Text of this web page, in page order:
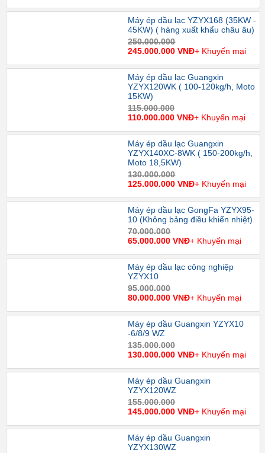
Máy ép dầu lạc YZYX168 (35KW -
45KW) ( hàng xuất khẩu châu âu)
250.000.000
245.000.000 VNĐ+ Khuyến mại
Máy ép dầu lạc Guangxin
YZYX120WK ( 100-120kg/h, Moto
15KW)
115.000.000
110.000.000 VNĐ+ Khuyến mại
Máy ép dầu lạc Guangxin
YZYX140XC-8WK ( 150-200kg/h,
Moto 18,5KW)
130.000.000
125.000.000 VNĐ+ Khuyến mại
Máy ép dầu lạc GongFa YZYX95-
10 (Không bảng điều khiển nhiệt)
70.000.000
65.000.000 VNĐ+ Khuyến mại
Máy ép dầu lạc công nghiệp
YZYX10
95.000.000
80.000.000 VNĐ+ Khuyến mại
Máy ép dầu Guangxin YZYX10
-6/8/9 WZ
135.000.000
130.000.000 VNĐ+ Khuyến mại
Máy ép dầu Guangxin
YZYX120WZ
155.000.000
145.000.000 VNĐ+ Khuyến mại
Máy ép dầu Guangxin
YZYX130WZ